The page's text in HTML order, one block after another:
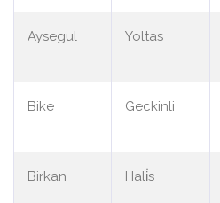
Aysegul Yoltas
Bike Geckinli
Birkan Hali̇s